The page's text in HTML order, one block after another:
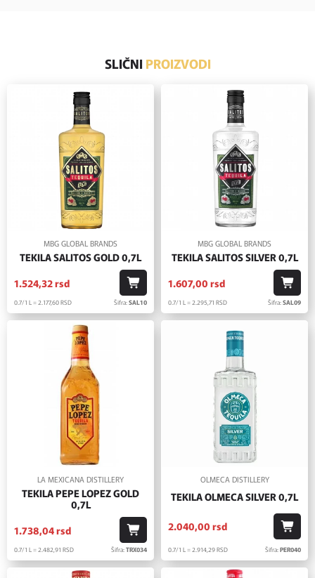
SLIČNI PROIZVODI
MBG GLOBAL BRANDS
TEKILA SALITOS GOLD 0,7L
1.524,32rsd
0.7/1 L = 2.177,60RSD Šifra:SAL10
MBG GLOBAL BRANDS
TEKILA SALITOS SILVER 0,7L
1.607,00 rsd
0.7/1 L = 2.295,71 RSD Šifra:SAL09
LA MEXICANA DISTILLERY
TEKILA PEPE LOPEZ GOLD
0,7L
1.738,04rsd
0.7/1 L = 2.482,91 RSD Šifra:TRX034
OLMECA DISTILLERY
TEKILA OLMECA SILVER 0,7L
2.040,00 rsd
0.7/1 L = 2.914,29RSD Šifra:PER040